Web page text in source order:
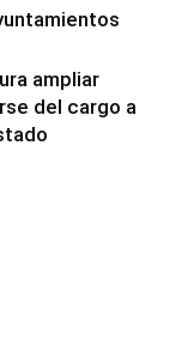
ampliar
del cargo a